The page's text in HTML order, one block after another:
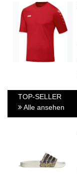
TOP-SELLER
Alle ansehen